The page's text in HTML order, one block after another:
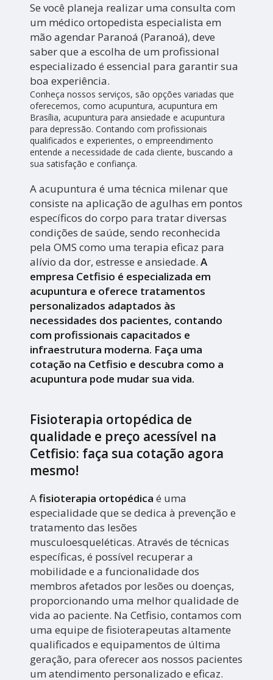
Se você planeja realizar uma consulta com
um médico ortopedista especialista em
mão agendar Paranoá (Paranoá), deve
saber que a escolha de um profissional
especializado é essencial para garantir sua
boa experiência.
Conheça nossos serviços, são opções variadas que
oferecemos, como acupuntura, acupuntura em
Brasília, acupuntura para ansiedade e acupuntura
para depressão. Contando com profissionais
qualificados e experientes, o empreendimento
entende a necessidade de cada cliente, buscando a
sua satisfação e confiança.
A acupuntura é uma técnica milenar que
consiste na aplicação de agulhas em pontos
específicos do corpo para tratar diversas
condições de saúde, sendo reconhecida
pela OMS como uma terapia eficaz para
alívio da dor, estresse e ansiedade.A
empresa Cetfisio é especializada em
acupuntura e oferece tratamentos
personalizados adaptados às
necessidades dos pacientes, contando
com profissionais capacitados e
infraestrutura moderna. Faça uma
cotação na Cetfisio e descubra como a
acupuntura pode mudar sua vida.
Fisioterapia ortopédica de
qualidade e preço acessível na
Cetfisio: faça sua cotação agora
mesmo!
Afisioterapia ortopédica é uma
especialidade que se dedica à prevenção e
tratamento das lesões
musculoesqueléticas. Através de técnicas
específicas, é possível recuperar a
mobilidade e a funcionalidade dos
membros afetados por lesões ou doenças,
proporcionando uma melhor qualidade de
vida ao paciente. Na Cetfisio, contamos com
uma equipe de fisioterapeutas altamente
qualificados e equipamentos de última
geração, para oferecer aos nossos pacientes
um atendimento personalizado e eficaz.